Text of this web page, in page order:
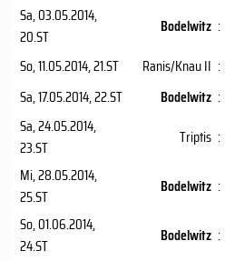
Sa, 03.05.2014,
20.ST
Bodelwitz :
So, 11.05.2014, 21.ST Ranis/Knau II :
Sa, 17.05.2014, 22.ST Bodelwitz :
Sa, 24.05.2014,
23.ST
Triptis :
Mi, 28.05.2014,
25.ST
Bodelwitz :
So, 01.06.2014,
24.ST
Bodelwitz :